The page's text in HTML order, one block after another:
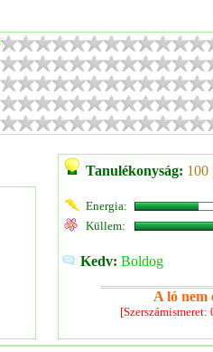
Tanulékonyság: 100
Energia:
Küllem:
Kedv: Boldog
A ló nem